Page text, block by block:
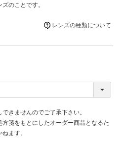
のことです。
レンズの種類について
きませんのでご了承下さい。
箋をもとにしたオーダー商品となるた
ます。